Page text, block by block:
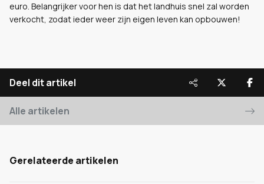
euro. Belangrijker voor hen is dat het landhuis snel zal worden
verkocht, zodat ieder weer zijn eigen leven kan opbouwen!
Deel dit artikel
Alle artikelen
Gerelateerde artikelen